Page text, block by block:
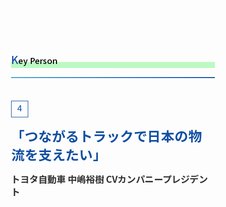
Key Person
4
「つながるトラックで日本の物
流を支えたい」
トヨタ自動車 中嶋裕樹 CVカンパニープレジデン
ト